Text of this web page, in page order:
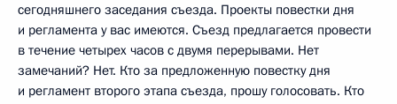
сегодняшнего заседания съезда. Проекты повестки дня
и регламента у вас имеются. Съезд предлагается провести
в течение четырех часов с двумя перерывами. Нет
замечаний? Нет. Кто за предложенную повестку дня
и регламент второго этапа съезда, прошу голосовать. Кто